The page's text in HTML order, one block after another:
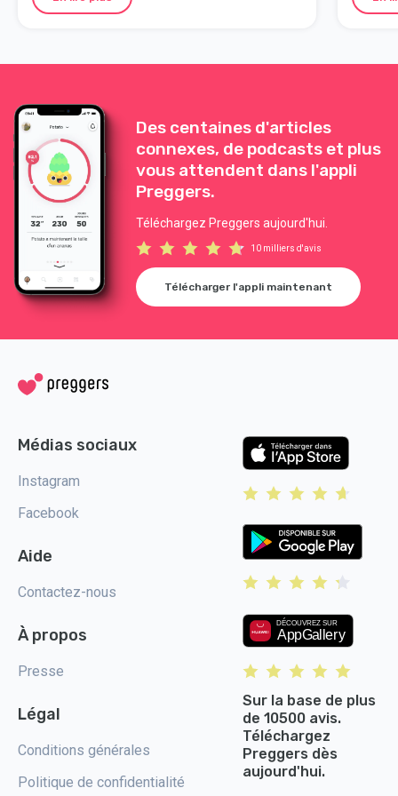
Des centaines d'articles
connexes, de podcasts et plus
vous attendent dans l'appli
Preggers.
Téléchargez Preggers aujourd'hui.
10 milliers d'avis
Télécharger l'appli maintenant
Médias sociaux
Instagram
Facebook
Aide
Contactez-nous
À propos
Presse
Légal
Conditions générales
Politique de confidentialité
Sur la base de plus
de 10500 avis.
Téléchargez
Preggers dès
aujourd'hui.